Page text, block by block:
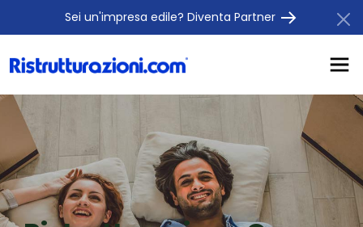
Sei un'impresa edile? Diventa Partner